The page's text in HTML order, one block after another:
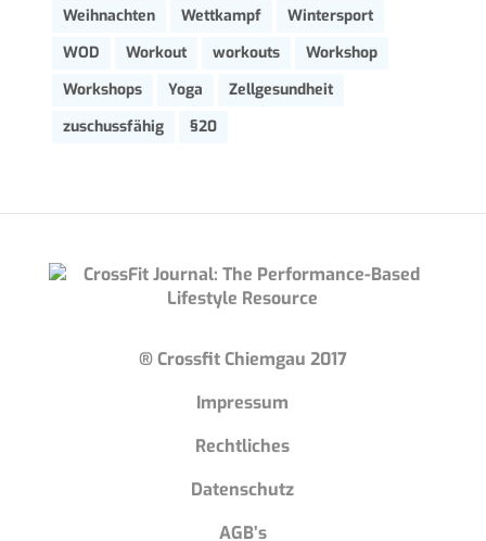
Weihnachten
Wettkampf
Wintersport
WOD
Workout workouts
Workshop
Workshops
Yoga
Zellgesundheit
zuschussfähig
§20
® Crossfit Chiemgau 2017
Impressum
Rechtliches
Datenschutz
AGB’s